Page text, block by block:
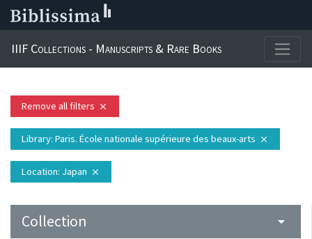
IIIF Collections - Manuscripts & Rare Books
Remove all filters close
Library: Paris. École nationale supérieure des beaux-arts close
Location: Japan close
Collection arrow_drop_down